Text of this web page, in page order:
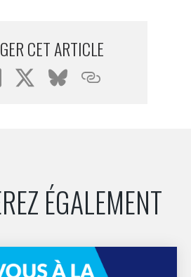
CET ARTICLE
ÉGALEMENT